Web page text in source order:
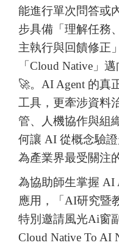
能進行單次問答或
步具備「理解任務
主執行與回饋修正
「Cloud Native」
🚀。AI Agent 的真
工具，更牽涉資料
管、人機協作與組
何讓 AI 從概念驗
為產業界最受關注
為協助師生掌握 AI
應用，「AI研究暨
特別邀請風光Ai窗
Cloud Native To AI